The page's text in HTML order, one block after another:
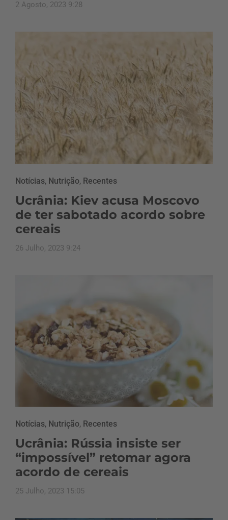
2 Agosto, 2023 9:28
Notícias, Nutrição, Recentes
Ucrânia: Kiev acusa Moscovo
de ter sabotado acordo sobre
cereais
26 Julho, 2023 9:24
Notícias, Nutrição, Recentes
Ucrânia: Rússia insiste ser
“impossível” retomar agora
acordo de cereais
25 Julho, 2023 15:05